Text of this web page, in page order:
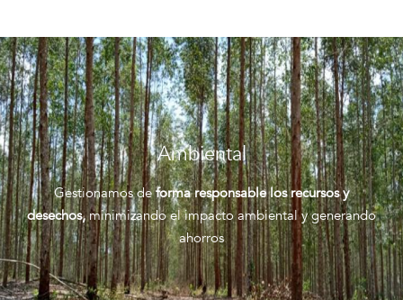
Ambiental
Gestionamos deforma responsable los recursos y
desechos,minimizando el impacto ambiental y generando
ahorros